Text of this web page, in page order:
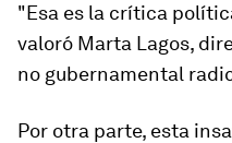
"Esa es la crítica
valoró Marta Lagos,
no gubernamental
Por otra parte, esta